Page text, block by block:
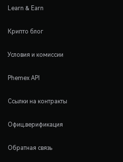
Learn & Earn
Крипто блог
Условия и комиссии
Phemex API
Ссылки на контракты
Офиц.верификация
Обратная связь